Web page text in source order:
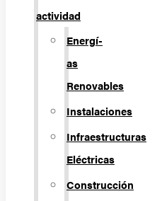
actividad
Energí­
as
Renovables
Instalaciones
Infraestructuras
Eléctricas
Construcción